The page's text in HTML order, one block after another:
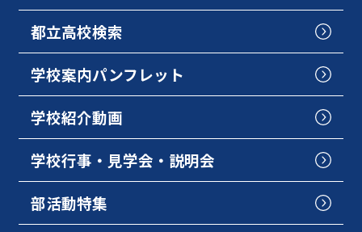
都立高校検索
学校案内パンフレット
学校紹介動画
学校行事・見学会・説明会
部活動特集